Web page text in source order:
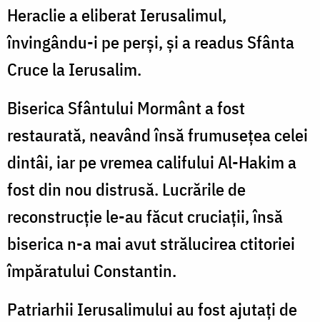
Heraclie a eliberat Ierusalimul,
învingându-i pe perși, și a readus Sfânta
Cruce la Ierusalim.
Biserica Sfântului Mormânt a fost
restaurată, neavând însă frumusețea celei
dintâi, iar pe vremea califului Al-Hakim a
fost din nou distrusă. Lucrările de
reconstrucție le-au făcut cruciații, însă
biserica n-a mai avut strălucirea ctitoriei
împăratului Constantin.
Patriarhii Ierusalimului au fost ajutați de